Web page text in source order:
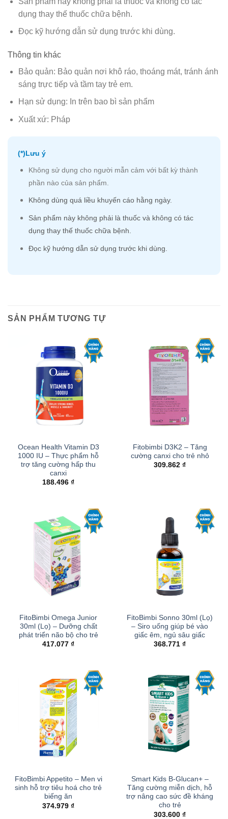
dụng thay thế thuốc chữa bệnh.
Đọc kỹ hướng dẫn sử dụng trước khi dùng.
Thông tin khác
Bảo quản: Bảo quản nơi khô ráo, thoáng mát, tránh ánh
sáng trực tiếp và tầm tay trẻ em.
Hạn sử dụng: In trên bao bì sản phẩm
Xuất xứ: Pháp
(*)Lưu ý
Không sử dụng cho người mẫn cảm với bất kỳ thành
phần nào của sản phẩm.
Không dùng quá liều khuyến cáo hằng ngày.
Sản phẩm này không phải là thuốc và không có tác
dụng thay thế thuốc chữa bệnh.
Đọc kỹ hướng dẫn sử dụng trước khi dùng.
SẢN PHẨM TƯƠNG TỰ
Ocean Health Vitamin D3
1000 IU – Thực phẩm hỗ
trợ tăng cường hấp thu
canxi
188.496 ₫
Fitobimbi D3K2 – Tăng
cường canxi cho trẻ nhỏ
309.862 ₫
FitoBimbi Omega Junior
30ml (Lọ) – Dưỡng chất
phát triển não bộ cho trẻ
417.077 ₫
FitoBimbi Sonno 30ml (Lọ)
– Siro uống giúp bé vào
giấc êm, ngủ sâu giấc
368.771 ₫
FitoBimbi Appetito – Men vi
sinh hỗ trợ tiêu hoá cho trẻ
biếng ăn
374.979 ₫
Smart Kids B-Glucan+ –
Tăng cường miễn dịch, hỗ
trợ nâng cao sức đề kháng
cho trẻ
303.600 ₫